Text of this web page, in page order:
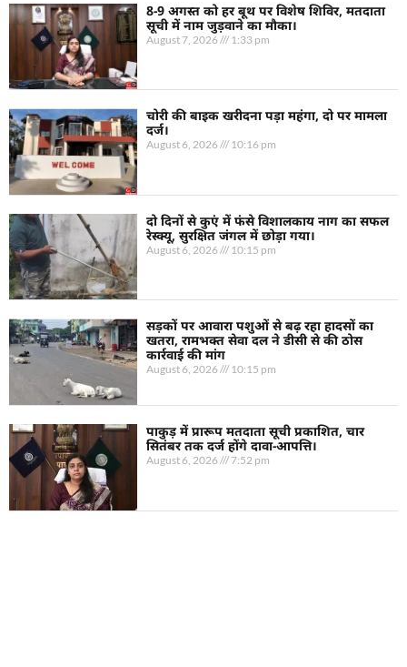
8-9 अगस्त को हर बूथ पर विशेष शिविर, मतदाता
सूची में नाम जुड़वाने का मौका।
August 7, 2026 1:33 pm
चोरी की बाइक खरीदना पड़ा महंगा, दो पर मामला
दर्ज।
August 6, 2026 10:16 pm
दो दिनों से कुएं में फंसे विशालकाय नाग का सफल
रेस्क्यू, सुरक्षित जंगल में छोड़ा गया।
August 6, 2026 10:15 pm
सड़कों पर आवारा पशुओं से बढ़ रहा हादसों का
खतरा, रामभक्त सेवा दल ने डीसी से की ठोस
कार्रवाई की मांग
August 6, 2026 10:15 pm
पाकुड़ में प्रारूप मतदाता सूची प्रकाशित, चार
सितंबर तक दर्ज होंगे दावा-आपत्ति।
August 6, 2026 7:52 pm